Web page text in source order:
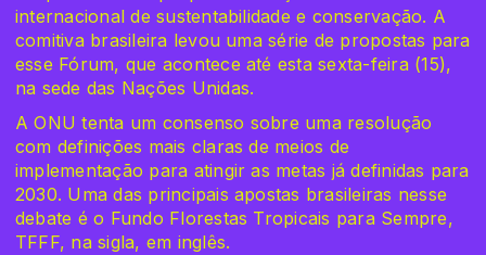
internacional de sustentabilidade e conservação. A
comitiva brasileira levou uma série de propostas para
esse Fórum, que acontece até esta sexta-feira (15),
na sede das Nações Unidas.
A ONU tenta um consenso sobre uma resolução
com definições mais claras de meios de
implementação para atingir as metas já definidas para
2030. Uma das principais apostas brasileiras nesse
debate é o Fundo Florestas Tropicais para Sempre,
TFFF, na sigla, em inglês.